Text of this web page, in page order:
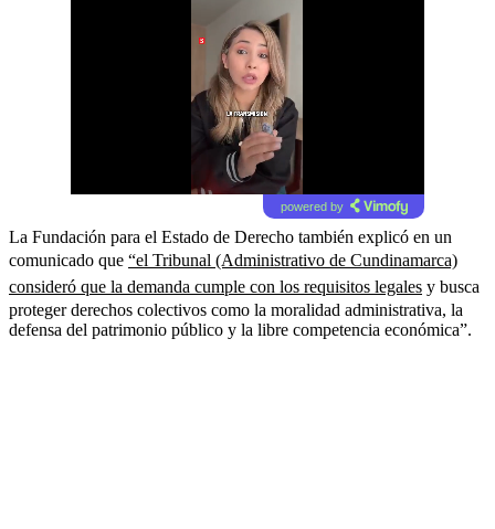
powered by
La Fundación para el Estado de Derecho también explicó en un
comunicado que “el Tribunal (Administrativo de Cundinamarca)
consideró que la demanda cumple con los requisitos legales y busca
proteger derechos colectivos como la moralidad administrativa, la
defensa del patrimonio público y la libre competencia económica”.